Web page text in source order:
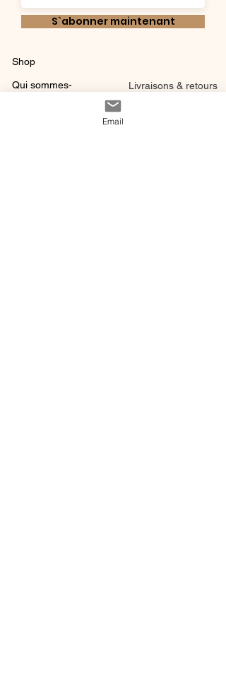
S`abonner maintenant
Shop
Qui sommes-
instagram
Livraisons & retours
Email